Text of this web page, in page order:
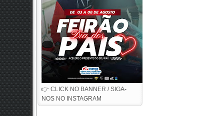
👉 CLICK NO BANNER / SIGA-
NOS NO INSTAGRAM